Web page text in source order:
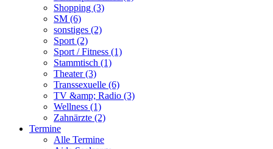
Shopping (3)
SM (6)
sonstiges (2)
Sport (2)
Sport / Fitness (1)
Stammtisch (1)
Theater (3)
Transsexuelle (6)
TV &amp; Radio (3)
Wellness (1)
Zahnärzte (2)
Termine
Alle Termine